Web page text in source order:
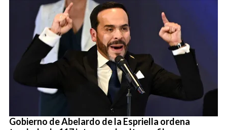
Gobierno de Abelardo de la Espriella ordena